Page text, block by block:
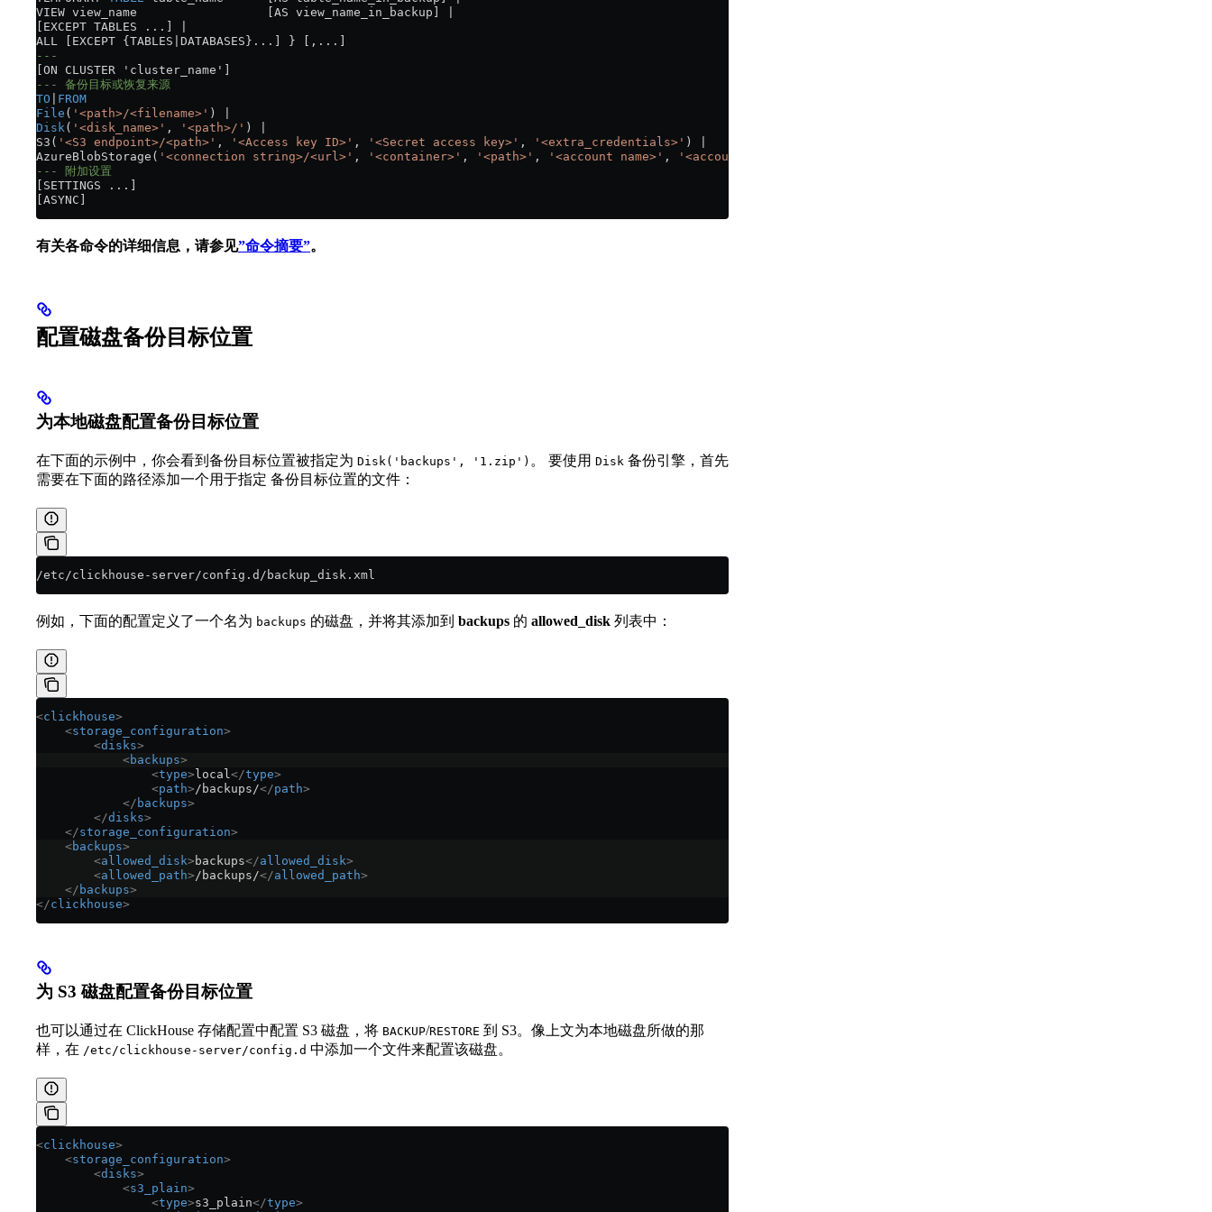
VIEW view_name                  [AS view_name_in_backup] |
[EXCEPT TABLES ...] |
ALL [EXCEPT {TABLES|DATABASES}...] } [,...]
---
[ON CLUSTER 'cluster_name']
--- 备份目标或恢复来源
TO
FROM
File ( '<path>/<filename>' ) |
Disk ( '<disk_name>' , '<path>/' ) |
S3( '<S3 endpoint>/<path>' , '<Access key ID>' , '<Secret access key>' , '<extra_credentials>' ) |
AzureBlobStorage( '<connection string>/<url>' , '<container>' , '<path>' , '<account name>' , '<account key>'
--- 附加设置
[SETTINGS ...]
[ASYNC]
有关各命令的详细信息，请参见”命令摘要”。
配置磁盘备份目标位置
为本地磁盘配置备份目标位置
在下面的示例中，你会看到备份目标位置被指定为 Disk('backups', '1.zip') 。 要使用 Disk 备份引擎，首先
需要在下面的路径添加一个用于指定 备份目标位置的文件：
/etc/clickhouse-server/config.d/backup_disk.xml
例如，下面的配置定义了一个名为 backups 的磁盘，并将其添加到 backups 的 allowed_disk 列表中：
<clickhouse>
    <
storage_configuration>
        <
disks>
            <
backups>
                <
type>local </type>
                <
path> /backups/</path>
            </
backups>
        </
disks>
    </
storage_configuration>
    <
backups>
        <
allowed_disk> backups</allowed_disk>
        <
allowed_path> /backups/</allowed_path>
    </
backups>
</clickhouse>
为 S3 磁盘配置备份目标位置
也可以通过在 ClickHouse 存储配置中配置 S3 磁盘，将 BACKUP/RESTORE 到 S3。像上文为本地磁盘所做的那
样，在 /etc/clickhouse-server/config.d 中添加一个文件来配置该磁盘。
<clickhouse>
    <
storage_configuration>
        <
disks>
            <
s3_plain>
                <
type>s3_plain</type>